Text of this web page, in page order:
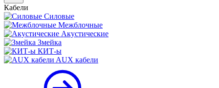
Кабели
Силовые
Межблочные
Акустические
Змейка
КИТ-ы
AUX кабели